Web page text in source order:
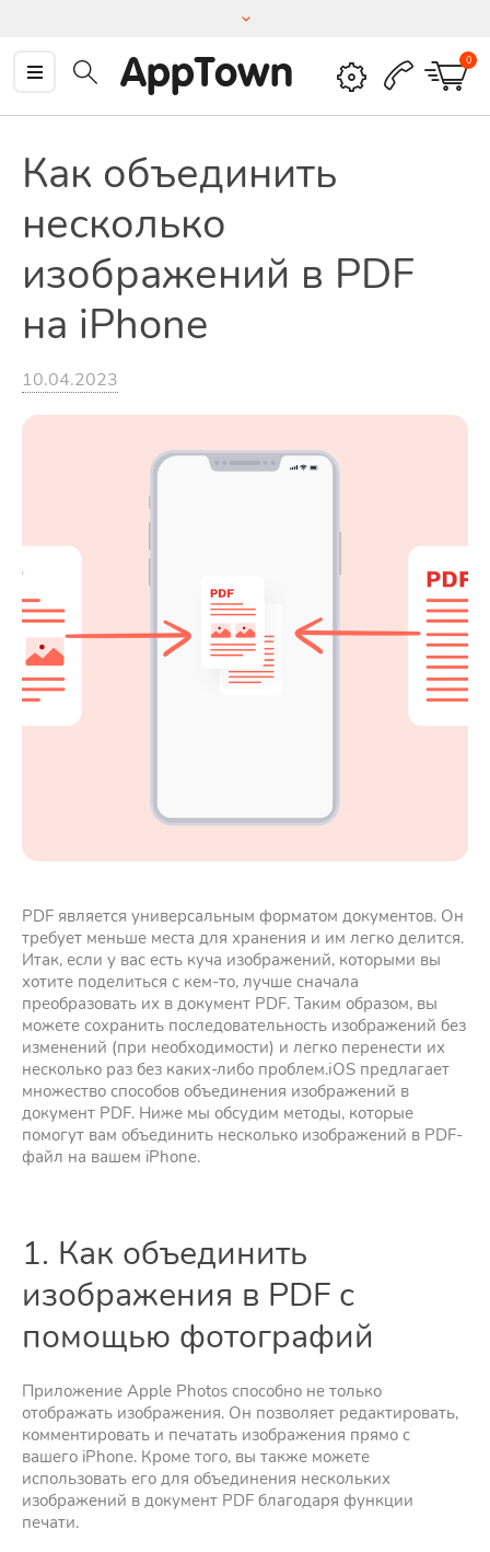
AppTown 0
Как объединить
несколько
изображений в PDF
на iPhone
10.04.2023
PDF является универсальным форматом документов. Он
требует меньше места для хранения и им легко делится.
Итак, если у вас есть куча изображений, которыми вы
хотите поделиться с кем-то, лучше сначала
преобразовать их в документ PDF. Таким образом, вы
можете сохранить последовательность изображений без
изменений (при необходимости) и легко перенести их
несколько раз без каких-либо проблем.іOS предлагает
множество способов объединения изображений в
документ PDF. Ниже мы обсудим методы, которые
помогут вам объединить несколько изображений в PDF-
файл на вашем iPhone.
1. Как объединить
изображения в PDF с
помощью фотографий
Приложение Apple Photos способно не только
отображать изображения. Он позволяет редактировать,
комментировать и печатать изображения прямо с
вашего iPhone. Кроме того, вы также можете
использовать его для объединения нескольких
изображений в документ PDF благодаря функции
печати.